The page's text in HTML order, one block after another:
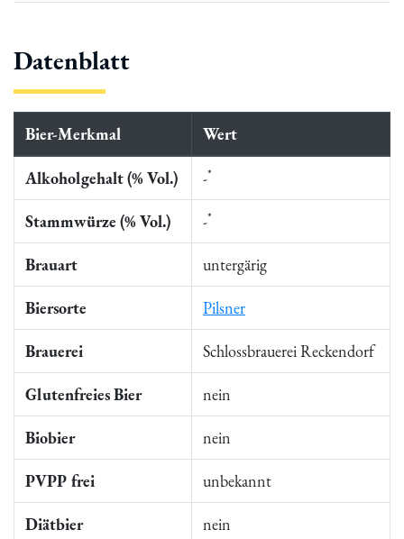
Datenblatt
Bier-Merkmal Wert
Alkoholgehalt (% Vol.) -*
Stammwürze (% Vol.) -*
Brauart untergärig
Biersorte Pilsner
Brauerei Schlossbrauerei Reckendorf
Glutenfreies Bier nein
Biobier nein
PVPP frei unbekannt
Diätbier nein